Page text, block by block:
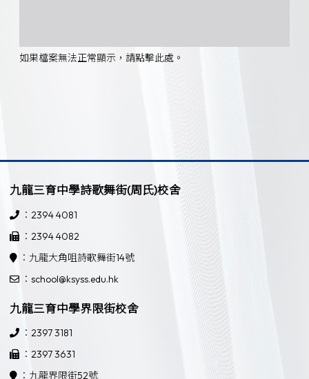
如果檔案無法正常顯示，請點擊此處。
九龍三育中學詩歌舞街(周氏)校舍
：2394 4081
：2394 4082
：九龍大角咀詩歌舞街14號
：school@ksyss.edu.hk
九龍三育中學界限街校舍
：2397 3181
：2397 3631
：九龍界限街52號